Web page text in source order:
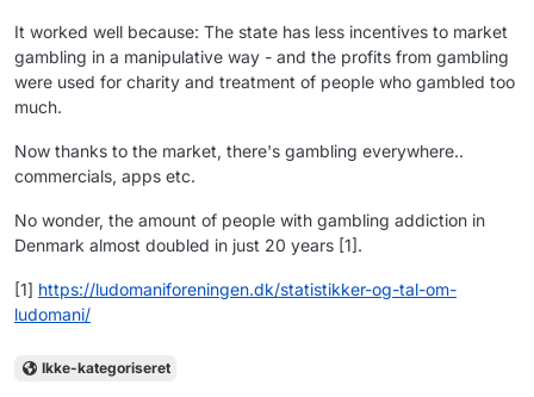
It worked well because: The state has less incentives to market
gambling in a manipulative way - and the profits from gambling
were used for charity and treatment of people who gambled too
much.
Now thanks to the market, there's gambling everywhere..
commercials, apps etc.
No wonder, the amount of people with gambling addiction in
Denmark almost doubled in just 20 years [1].
[1] https://ludomaniforeningen.dk/statistikker-og-tal-om-
ludomani/
Ikke-kategoriseret